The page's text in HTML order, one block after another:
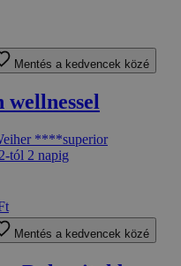
Mentés a kedvencek közé
wellnessel
****superior
tól 2 napig
Mentés a kedvencek közé